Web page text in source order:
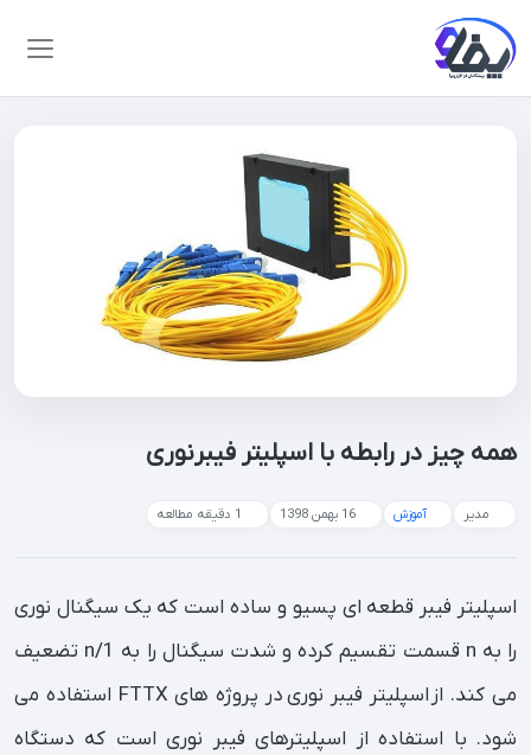
همه چیز در رابطه با اسپلیتر فیبرنوری
مدیر آموزش 16 بهمن 1398
اسپلیتر فیبر قطعه ای پسیو و ساده است که یک سیگنال نوری
را به n قسمت تقسیم کرده و شدت سیگنال را به 1/n تضعیف
می کند. از اسپلیتر فیبر نوری در پروژه های FTTX استفاده می
شود. با استفاده از اسپلیترهای فیبر نوری است که دستگاه